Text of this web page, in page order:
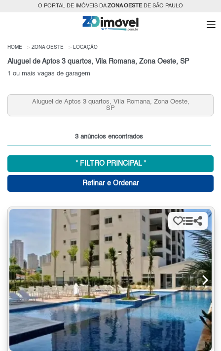
O PORTAL DE IMÓVEIS DAZONA OESTEDE SÃO PAULO
HOME ZONA OESTE LOCAÇÃO
Aluguel de Aptos 3 quartos, Vila Romana, Zona Oeste, SP
1 ou mais vagas de garagem
Aluguel de Aptos 3 quartos, Vila Romana, Zona Oeste,
3 anúncios encontrados
* FILTRO PRINCIPAL *
Refinar e Ordenar